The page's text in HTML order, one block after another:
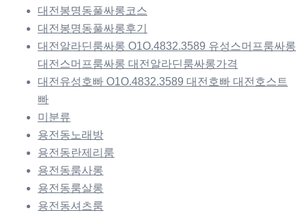
대전봉명동풀싸롱코스
대전봉명동풀싸롱후기
대전알라딘룸싸롱 O1O.4832.3589 유성스머프룸싸롱
대전스머프룸싸롱 대전알라딘룸싸롱가격
대전유성호빠 O1O.4832.3589 대전호빠 대전호스트
빠
미분류
용전동노래방
용전동란제리룸
용전동룸사롱
용전동룸살롱
용전동셔츠룸